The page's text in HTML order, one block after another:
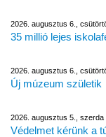
2026. augusztus 6.,
35 millió lejes
2026. augusztus 6.,
Új múzeum születik
2026. augusztus 5., szerda
Védelmet kérünk a